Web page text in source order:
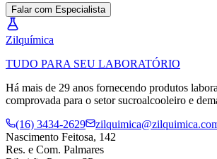
Falar com Especialista
Zilquímica
TUDO PARA SEU LABORATÓRIO
Há mais de 29 anos fornecendo produtos
comprovada para o setor sucroalcooleiro e
(16) 3434-2629
Nascimento Feitosa, 142
Res. e Com. Palmares